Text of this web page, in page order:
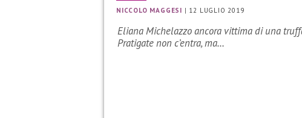
NICCOLO MAGGESI | 12 LUGLIO 2019
Eliana Michelazzo ancora vittima di una
Pratigate non c’entra, ma…